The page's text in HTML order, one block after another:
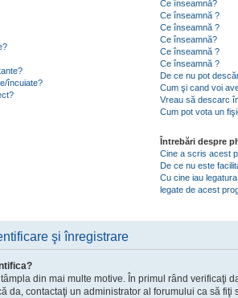
încuiate?
Ce înseamnă?
Ce înseamnă ?
Ce înseamnă ?
Ce înseamnă?
Ce înseamnă ?
Ce înseamnă ?
De ce nu pot
Cum şi cand voi
Vreau să descarc
Cum pot vota un
Întrebări despre
Cine a scris acest
De ce nu este
Cu cine iau
legate de acest
şi înregistrare
din mai multe motive. În primul rând verificaţi
da, contactaţi un administrator al forumului ca să fiţi